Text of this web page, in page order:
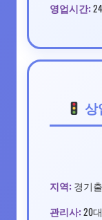
영업시간:
지역: 경기
관리사: 20대